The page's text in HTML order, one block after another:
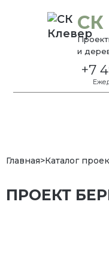
СК
и
+7
Главная>Каталог
ПРОЕКТ